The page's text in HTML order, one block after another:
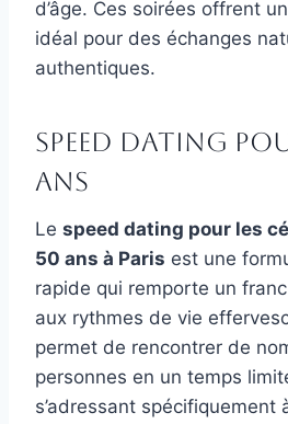
d’âge. Ces soirées offrent
idéal pour des échanges
authentiques.
Speed dating
ans
Le speed dating pour les
50 ans à Paris est une
rapide qui remporte un
aux rythmes de vie
permet de rencontrer de
personnes en un temps
s’adressant spécifiquement